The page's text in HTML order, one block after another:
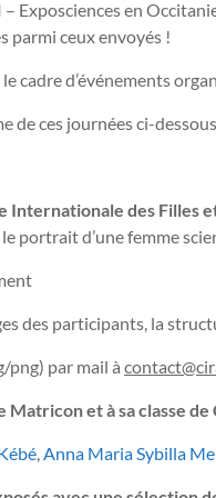
– Exposciences en
parmi ceux envoyés !
cadre d’événements
de ces journées ci-
des Filles
portrait d’une femme
des participants, la
png) par mail à
et à sa classe
,Anna Maria Sybilla